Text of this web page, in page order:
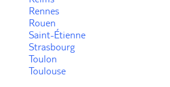
Rennes
Rouen
Saint-Étienne
Strasbourg
Toulon
Toulouse